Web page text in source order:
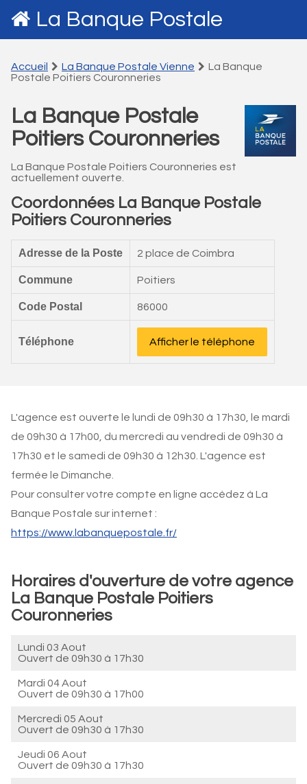
La Banque Postale
Accueil La Banque Postale Vienne
La Banque
Postale Poitiers Couronneries
La Banque Postale
Poitiers Couronneries
La Banque Postale Poitiers Couronneries est
actuellement ouverte.
Coordonnées La Banque Postale
Poitiers Couronneries
Adresse de la Poste 2 place de Coimbra
Commune Poitiers
Code Postal 86000
Téléphone Afficher le téléphone
L'agence est ouverte le lundi de 09h30 à 17h30, le mardi
de 09h30 à 17h00, du mercredi au vendredi de 09h30 à
17h30 et le samedi de 09h30 à 12h30. L'agence est
fermée le Dimanche.
Pour consulter votre compte en ligne accédez à La
Banque Postale sur internet :
https://www.labanquepostale.fr/
Horaires d'ouverture de votre agence
La Banque Postale Poitiers
Couronneries
Lundi 03 Aout
Ouvert de 09h30 à 17h30
Mardi 04 Aout
Ouvert de 09h30 à 17h00
Mercredi 05 Aout
Ouvert de 09h30 à 17h30
Jeudi 06 Aout
Ouvert de 09h30 à 17h30